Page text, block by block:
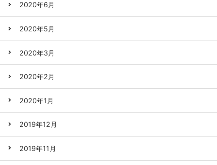
2020年6月
2020年5月
2020年3月
2020年2月
2020年1月
2019年12月
2019年11月